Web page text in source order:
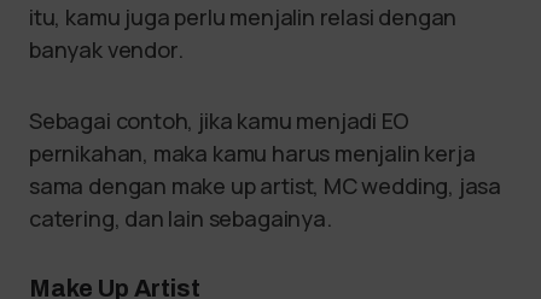
itu, kamu juga perlu menjalin relasi dengan
banyak vendor.
Sebagai contoh, jika kamu menjadi EO
pernikahan, maka kamu harus menjalin kerja
sama dengan make up artist, MC wedding, jasa
catering, dan lain sebagainya.
Make Up Artist